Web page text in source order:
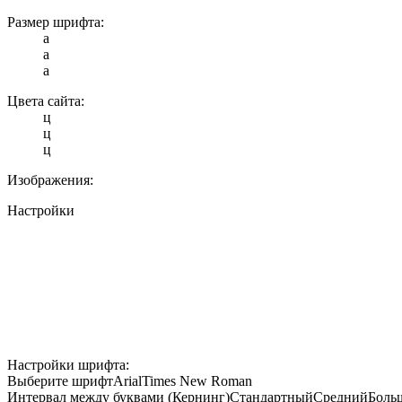
Размер шрифта:
a
a
a
Цвета сайта:
ц
ц
ц
Изображения:
Настройки
Настройки шрифта:
Выберите шрифтArialTimes New Roman
Интервал между буквами (Кернинг)СтандартныйСредний